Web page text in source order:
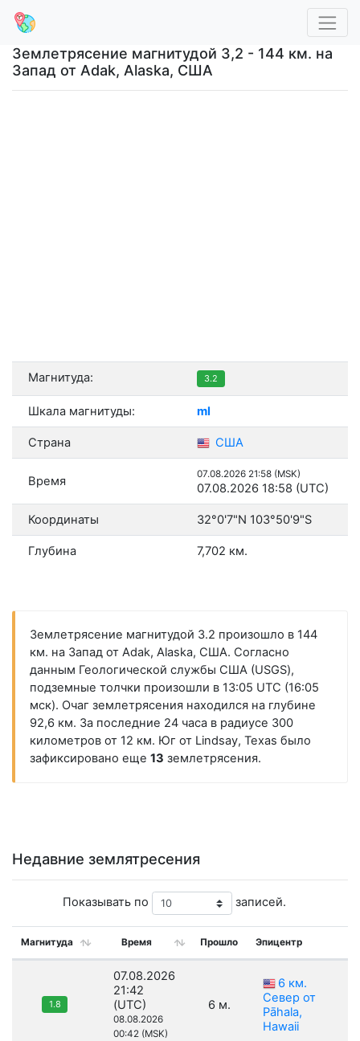
Землетрясение магнитудой 3,2 - 144 км. на
Запад от Adak, Alaska, США
Магнитуда: 3.2
Шкала магнитуды: ml
Страна США
Время 07.08.2026 21:58 (MSK)
07.08.2026 18:58 (UTC)
Координаты 32°0'7"N 103°50'9"S
Глубина 7,702 км.
Землетрясение магнитудой 3.2 произошло в 144
км. на Запад от Adak, Alaska, США. Согласно
данным Геологической службы США (USGS),
подземные толчки произошли в 13:05 UTC (16:05
мск). Очаг землетрясения находился на глубине
92,6 км. За последние 24 часа в радиусе 300
километров от 12 км. Юг от Lindsay, Texas было
зафиксировано еще 13 землетрясения.
Недавние землятресения
Показывать по записей.
Магнитуда Время Прошло Эпицентр
1.8
07.08.2026
21:42
(UTC)
08.08.2026
00:42 (MSK)
6 м.
6 км.
Север от
Pāhala,
Hawaii